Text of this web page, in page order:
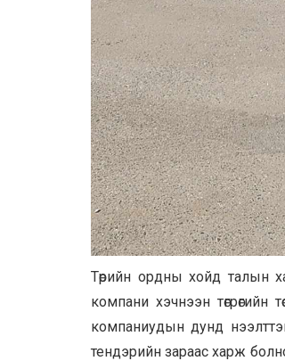
Төрийн ордны хойд талын
компани хэчнээн
компаниудын дунд нээлттэй
тендэрийн зараас харж